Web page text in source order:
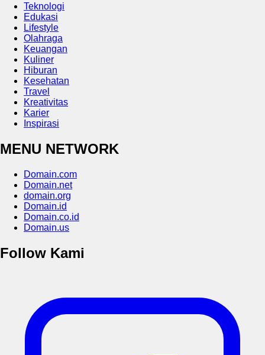
Teknologi
Edukasi
Lifestyle
Olahraga
Keuangan
Kuliner
Hiburan
Kesehatan
Travel
Kreativitas
Karier
Inspirasi
MENU NETWORK
Domain.com
Domain.net
domain.org
Domain.id
Domain.co.id
Domain.us
Follow Kami